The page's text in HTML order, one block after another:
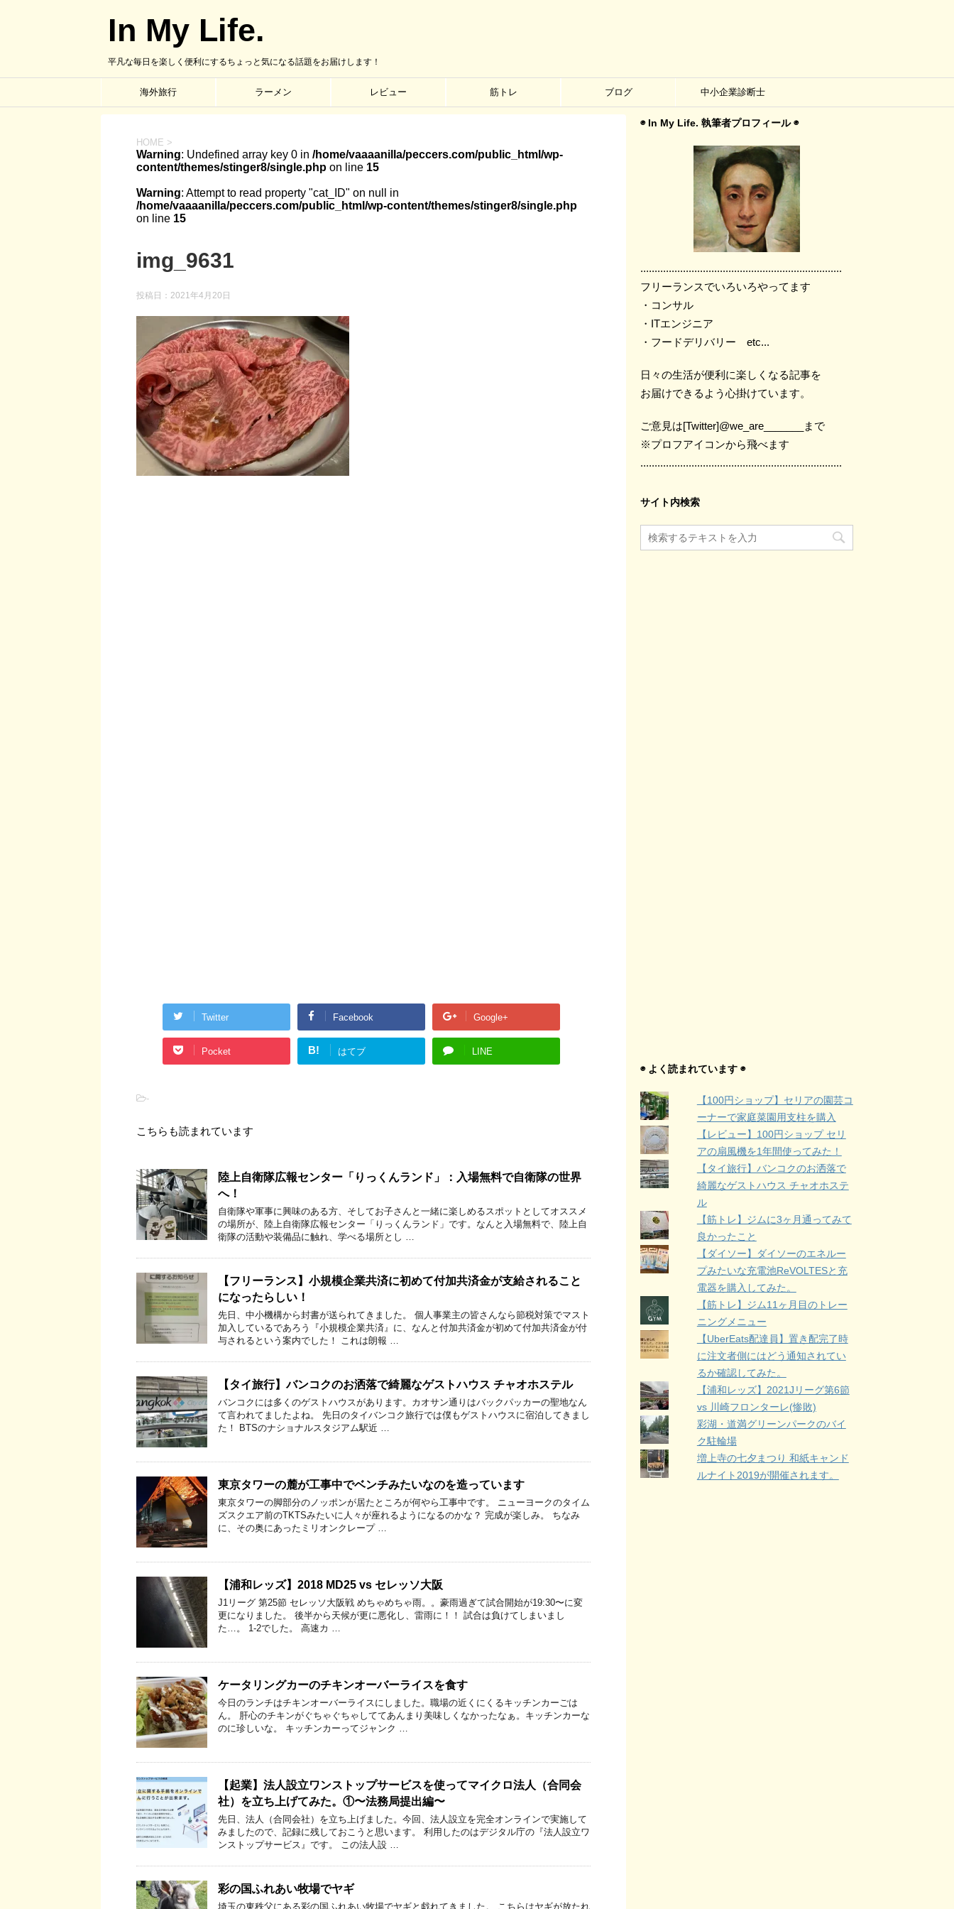
In My Life.
平凡な毎日を楽しく便利にするちょっと気になる話題をお届けします！
海外旅行 ラーメン レビュー 筋トレ ブログ 中小企業診断士
HOME >
Warning: Undefined array key 0 in /home/vaaaanilla/peccers.com/public_html/wp-
content/themes/stinger8/single.php on line 15
Warning: Attempt to read property "cat_ID" on null in
/home/vaaaanilla/peccers.com/public_html/wp-content/themes/stinger8/single.php
on line 15
img_9631
投稿日： 2021年4月20日
Twitter Facebook Google+
Pocket B! はてブ LINE
-
こちらも読まれています
陸上自衛隊広報センター「りっくんランド」：入場無料で自衛隊の世界
へ！
自衛隊や軍事に興味のある方、そしてお子さんと一緒に楽しめるスポットとしてオススメ
の場所が、陸上自衛隊広報センター「りっくんランド」です。なんと入場無料で、陸上自
衛隊の活動や装備品に触れ、学べる場所とし …
【フリーランス】小規模企業共済に初めて付加共済金が支給されること
になったらしい！
先日、中小機構から封書が送られてきました。 個人事業主の皆さんなら節税対策でマスト
加入しているであろう『小規模企業共済』に、なんと付加共済金が初めて付加共済金が付
与されるという案内でした！ これは朗報 …
【タイ旅行】バンコクのお洒落で綺麗なゲストハウス チャオホステル
バンコクには多くのゲストハウスがあります。カオサン通りはバックパッカーの聖地なん
て言われてましたよね。 先日のタイバンコク旅行では僕もゲストハウスに宿泊してきまし
た！ BTSのナショナルスタジアム駅近 …
東京タワーの麓が工事中でベンチみたいなのを造っています
東京タワーの脚部分のノッポンが居たところが何やら工事中です。 ニューヨークのタイム
ズスクエア前のTKTSみたいに人々が座れるようになるのかな？ 完成が楽しみ。 ちなみ
に、その奥にあったミリオンクレープ …
【浦和レッズ】2018 MD25 vs セレッソ大阪
J1リーグ 第25節 セレッソ大阪戦 めちゃめちゃ雨。。豪雨過ぎて試合開始が19:30〜に変
更になりました。 後半から天候が更に悪化し、雷雨に！！ 試合は負けてしまいまし
た…。 1-2でした。 高速カ …
ケータリングカーのチキンオーバーライスを食す
今日のランチはチキンオーバーライスにしました。職場の近くにくるキッチンカーごは
ん。 肝心のチキンがぐちゃぐちゃしててあんまり美味しくなかったなぁ。キッチンカーな
のに珍しいな。 キッチンカーってジャンク …
【起業】法人設立ワンストップサービスを使ってマイクロ法人（合同会
社）を立ち上げてみた。①〜法務局提出編〜
先日、法人（合同会社）を立ち上げました。今回、法人設立を完全オンラインで実施して
みましたので、記録に残しておこうと思います。 利用したのはデジタル庁の『法人設立ワ
ンストップサービス』です。 この法人設 …
彩の国ふれあい牧場でヤギ
埼玉の東秩父にある彩の国ふれあい牧場でヤギと戯れてきました。 こちらはヤギが放たれ
◉ In My Life. 執筆者プロフィール ◉
.......................................................................
フリーランスでいろいろやってます
・コンサル
・ITエンジニア
・フードデリバリー etc...
日々の生活が便利に楽しくなる記事を
お届けできるよう心掛けています。
ご意見は[Twitter]@we_are_______まで
※プロフアイコンから飛べます
.......................................................................
サイト内検索
◉ よく読まれています ◉
【100円ショップ】セリアの園芸コ
ーナーで家庭菜園用支柱を購入
【レビュー】100円ショップ セリ
アの扇風機を1年間使ってみた！
【タイ旅行】バンコクのお洒落で
綺麗なゲストハウス チャオホステ
ル
【筋トレ】ジムに3ヶ月通ってみて
良かったこと
【ダイソー】ダイソーのエネルー
プみたいな充電池ReVOLTESと充
電器を購入してみた。
【筋トレ】ジム11ヶ月目のトレー
ニングメニュー
【UberEats配達員】置き配完了時
に注文者側にはどう通知されてい
るか確認してみた。
【浦和レッズ】2021Jリーグ第6節
vs 川崎フロンターレ(惨敗)
彩湖・道満グリーンパークのバイ
ク駐輪場
増上寺の七夕まつり 和紙キャンド
ルナイト2019が開催されます。